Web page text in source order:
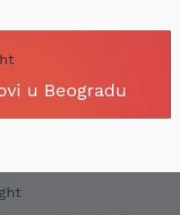
u Beogradu